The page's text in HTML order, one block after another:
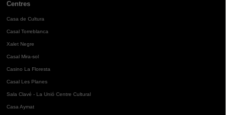
Centres
Casa de Cultura
Casal Torreblanca
Xalet Negre
Casal Mira-sol
Casino La Floresta
Casal Les Planes
Sala Clavé - La Unió Centre Cultural
Casa Aymat